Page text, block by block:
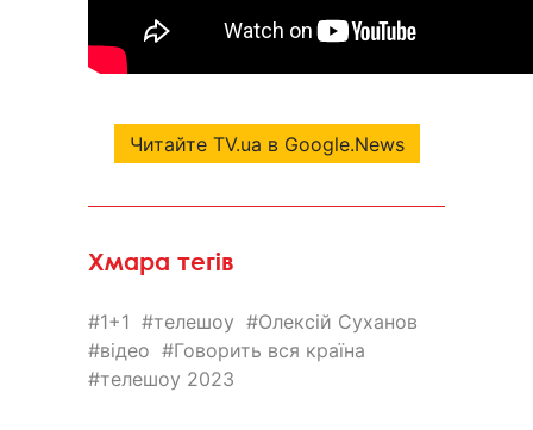
Читайте TV.ua в Google.News
Хмара тегів
1+1 телешоу
Олексій Суханов
відео
Говорить вся країна
телешоу 2023